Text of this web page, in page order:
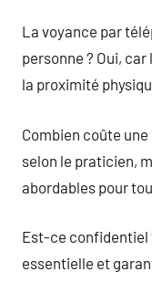
La voyance par
personne ? Oui,
la proximité
Combien coûte
selon le praticien,
abordables pour
Est-ce confidentiel
essentielle et